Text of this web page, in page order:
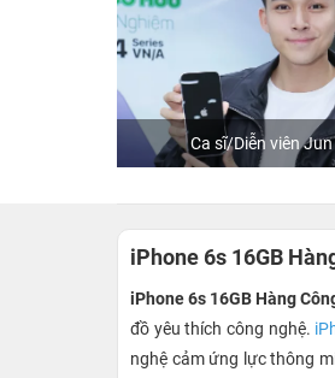
Ca sĩ/Diễn viên Jun Phạm
iPhone 6s 16GB
iPhone 6s 16GB Hàng
đồ yêu thích công nghệ.
nghệ cảm ứng lực thông